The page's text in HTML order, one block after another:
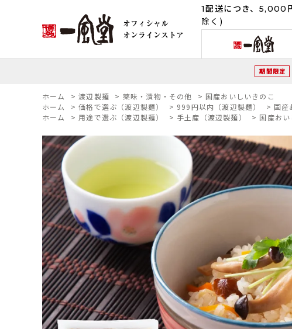
1配送につき、5,000
除く)
期間限定
ホーム >渡辺製麺 > 薬味・漬物・その他 > 国産おいしいきのこ
ホーム
>価格で選ぶ（渡辺製麺） > 999円以内（渡辺製麺） > 国産
ホーム
> 用途で選ぶ（渡辺製麺） > 手土産（渡辺製麺） > 国産おい